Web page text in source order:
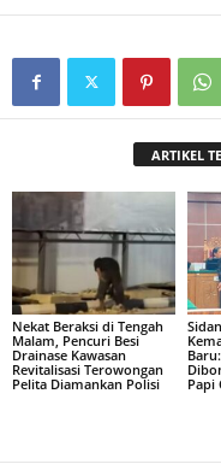
ARTIKEL
Nekat Beraksi di Tengah
Malam, Pencuri Besi
Drainase Kawasan
Revitalisasi Terowongan
Pelita Diamankan Polisi
Papi